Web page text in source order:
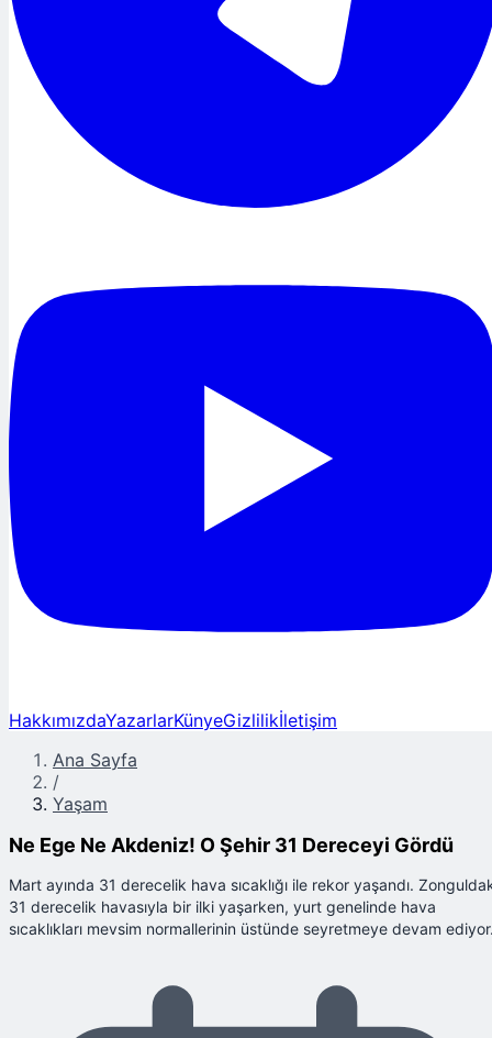
HakkımızdaYazarlarKünyeGizlilikİletişim
Ana Sayfa
/
Yaşam
Ne Ege Ne Akdeniz! O Şehir 31 Dereceyi Gördü
Mart ayında 31 derecelik hava sıcaklığı ile rekor yaşandı.
31 derecelik havasıyla bir ilki yaşarken, yurt genelinde hava
sıcaklıkları mevsim normallerinin üstünde seyretmeye devam